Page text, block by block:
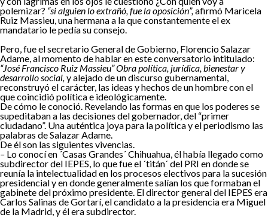
polemizar? “si alguien lo extrañó, fue la oposición”,afirmó Maricela
Ruiz Massieu, una hermana a la que constantemente el ex
mandatario le pedía su consejo.
Pero, fue el secretario General de Gobierno, Florencio Salazar
Adame, al momento de hablar en este conversatorio intitulado:
“José Francisco Ruiz Massieu” Obra política, jurídica, bienestar y
desarrollo social,y alejado de un discurso gubernamental,
reconstruyó el carácter, las ideas y hechos de un hombre con el
que coincidió política e ideológicamente.
De cómo le conoció. Revelando las formas en que los poderes se
supeditaban a las decisiones del gobernador, del “primer
ciudadano”. Una auténtica joya para la política y el periodismo las
palabras de Salazar Adame.
De él son las siguientes vivencias.
– Lo conocí en ´Casas Grandes´ Chihuahua, él había llegado como
subdirector del IEPES, lo que fue el ´titán´ del PRI en donde se
reunía la intelectualidad en los procesos electivos para la sucesión
presidencial y en donde generalmente salían los que formaban el
gabinete del próximo presidente. El director general del IEPES era
Carlos Salinas de Gortarí, el candidato a la presidencia era Miguel
de la Madrid, y él era subdirector.